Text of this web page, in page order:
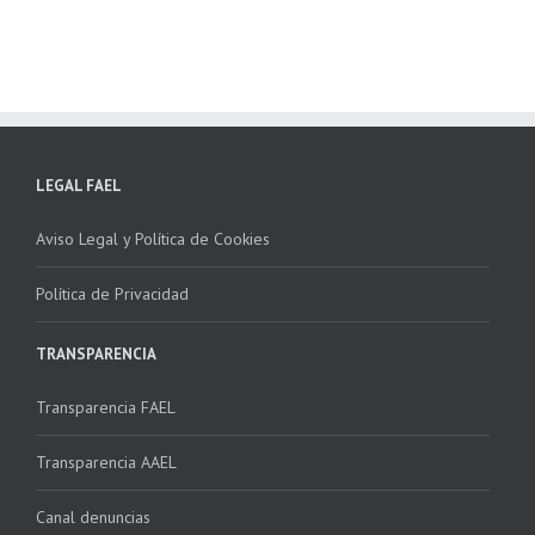
LEGAL FAEL
Aviso Legal y Política de Cookies
Política de Privacidad
TRANSPARENCIA
Transparencia FAEL
Transparencia AAEL
Canal denuncias